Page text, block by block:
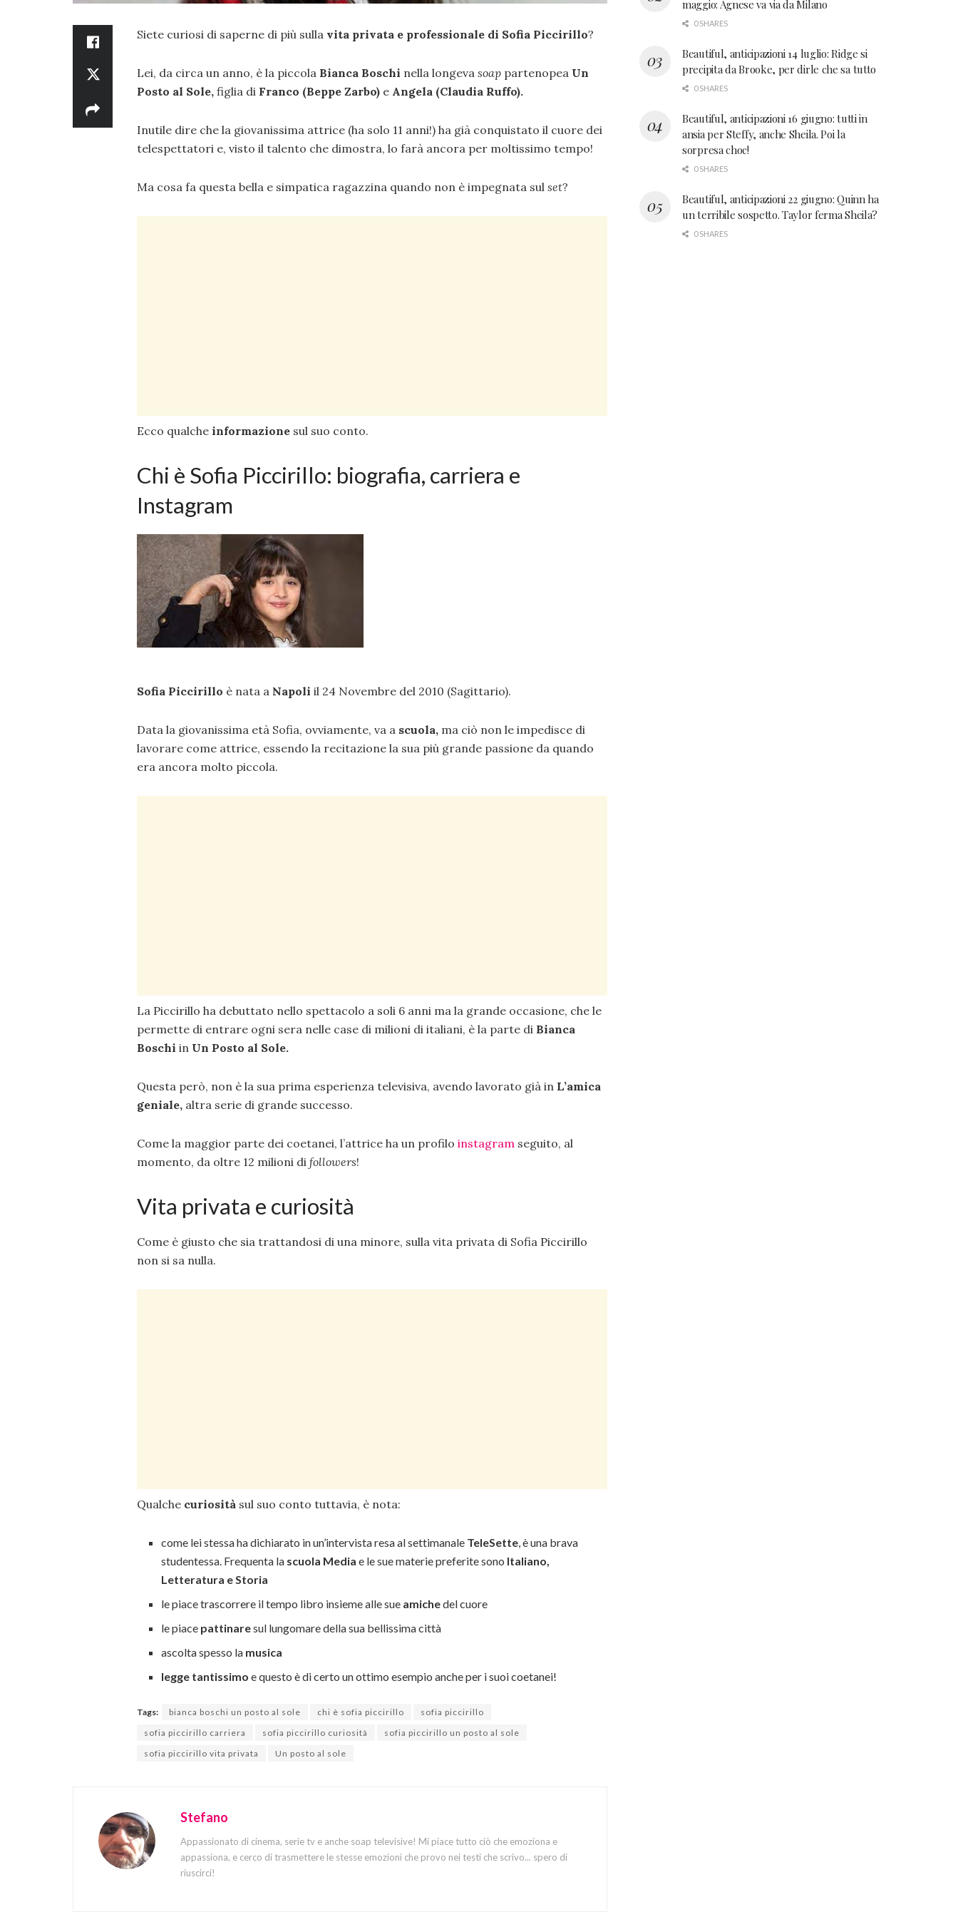
Siete curiosi di saperne di più sulla vita privata e professionale di Sofia Piccirillo?
Lei, da circa un anno, è la piccola Bianca Boschi nella longeva soap partenopea Un
Posto al Sole, figlia di Franco (Beppe Zarbo) e Angela (Claudia Ruffo).
Inutile dire che la giovanissima attrice (ha solo 11 anni!) ha già conquistato il cuore dei
telespettatori e, visto il talento che dimostra, lo farà ancora per moltissimo tempo!
Ma cosa fa questa bella e simpatica ragazzina quando non è impegnata sul set?
Ecco qualche informazione sul suo conto.
Chi è Sofia Piccirillo: biografia, carriera e
Instagram
Sofia Piccirillo è nata a Napoli il 24 Novembre del 2010 (Sagittario).
Data la giovanissima età Sofia, ovviamente, va a scuola, ma ciò non le impedisce di
lavorare come attrice, essendo la recitazione la sua più grande passione da quando
era ancora molto piccola.
La Piccirillo ha debuttato nello spettacolo a soli 6 anni ma la grande occasione, che le
permette di entrare ogni sera nelle case di milioni di italiani, è la parte di Bianca
Boschi in Un Posto al Sole.
Questa però, non è la sua prima esperienza televisiva, avendo lavorato già in L’amica
geniale, altra serie di grande successo.
Come la maggior parte dei coetanei, l’attrice ha un profilo instagram seguito, al
momento, da oltre 12 milioni di followers!
Vita privata e curiosità
Come è giusto che sia trattandosi di una minore, sulla vita privata di Sofia Piccirillo
non si sa nulla.
Qualche curiosità sul suo conto tuttavia, è nota:
come lei stessa ha dichiarato in un’intervista resa al settimanale TeleSette, è una brava
studentessa. Frequenta la scuola Media e le sue materie preferite sono Italiano,
Letteratura e Storia
le piace trascorrere il tempo libro insieme alle sue amichedel cuore
le piace pattinaresul lungomare della sua bellissima città
ascolta spesso la musica
legge tantissimo e questo è di certo un ottimo esempio anche per i suoi coetanei!
Tags: bianca boschi un posto al sole chi è sofia piccirillo
sofia piccirillo
sofia piccirillo carriera
sofia piccirillo curiosità
sofia piccirillo un posto al sole
sofia piccirillo vita privata
Un posto al sole
Stefano
Appassionato di cinema, serie tv e anche soap televisive! Mi piace tutto ciò che emoziona e
appassiona, e cerco di trasmettere le stesse emozioni che provo nei testi che scrivo... spero di
riuscirci!
maggio: Agnese va via da Milano
0 SHARES
Beautiful, anticipazioni 14 luglio: Ridge si
precipita da Brooke, per dirle che sa tutto
0 SHARES
Beautiful, anticipazioni 16 giugno: tutti in
ansia per Steffy, anche Sheila. Poi la
sorpresa choc!
0 SHARES
Beautiful, anticipazioni 22 giugno: Quinn ha
un terribile sospetto. Taylor ferma Sheila?
0 SHARES